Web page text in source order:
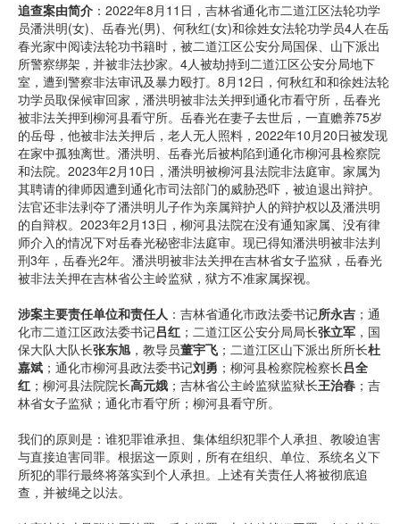
追查案由简介 ：2022年8月11日，吉林省通化市二道江区法轮功学
员潘洪明(女)、岳春光(男)、何秋红(女)和徐姓女法轮功学员4人在岳
春光家中阅读法轮功书籍时，被二道江区公安分局国保、山下派出
所警察绑架，并被非法抄家。4人被劫持到二道江区公安分局地下
室，遭到警察非法审讯及暴力殴打。8月12日，何秋红和和徐姓法轮
功学员取保候审回家，潘洪明被非法关押到通化市看守所，岳春光
被非法关押到柳河县看守所。岳春光在妻子去世后，一直赡养75岁
的岳母，他被非法关押后，老人无人照料，2022年10月20日被发现
在家中孤独离世。潘洪明、岳春光后被构陷到通化市柳河县检察院
和法院。2023年2月10日，潘洪明被柳河县法院非法庭审。家属为
其聘请的律师因遭到通化市司法部门的威胁恐吓，被迫退出辩护。
法官还非法剥夺了潘洪明儿子作为亲属辩护人的辩护权以及潘洪明
的自辩权。2023年2月13日，柳河县法院在没有通知家属、没有律
师介入的情况下对岳春光秘密非法庭审。现已得知潘洪明被非法判
刑3年，岳春光2年。潘洪明被非法关押在吉林省女子监狱，岳春光
被非法关押在吉林省公主岭监狱，狱方不准家属探视。
涉案主要责任单位和责任人 ：吉林省通化市政法委书记所永吉 ；通
化市二道江区政法委书记吕红 ；二道江区公安分局局长张立军 ，国
保大队大队长张东旭 ，教导员董宇飞 ；二道江区山下派出所所长杜
嘉斌 ；通化市柳河县政法委书记刘勇 ；柳河县检察院检察长吕全
红 ；柳河县法院院长高元娥 ；吉林省公主岭监狱监狱长王治春 ；吉
林省女子监狱；通化市看守所；柳河县看守所。
我们的原则是：谁犯罪谁承担、集体组织犯罪个人承担、教唆迫害
与直接迫害同罪。根据这一原则，所有在组织、单位、系统名义下
所犯的罪行最终将落实到个人承担。上述有关责任人将被彻底追
查，并被绳之以法。